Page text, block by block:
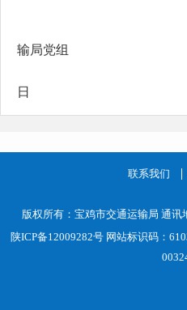
中共宝
输局党组
2026
日
联系我们
版权所有：宝鸡市交通运输局 通
陕ICP备12009282号 网站标识码：